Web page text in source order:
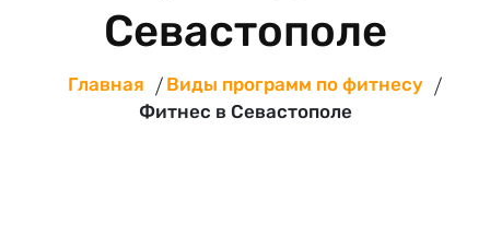
Севастополе
Главная
Виды программ по фитнесу
Фитнес в Севастополе